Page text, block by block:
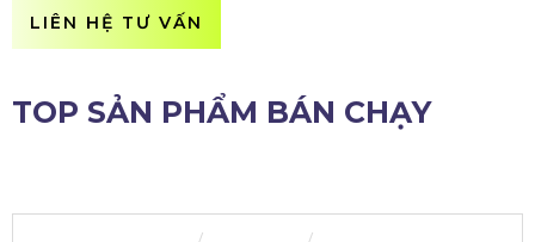
LIÊN HỆ TƯ VẤN
TOP SẢN PHẨM BÁN CHẠY